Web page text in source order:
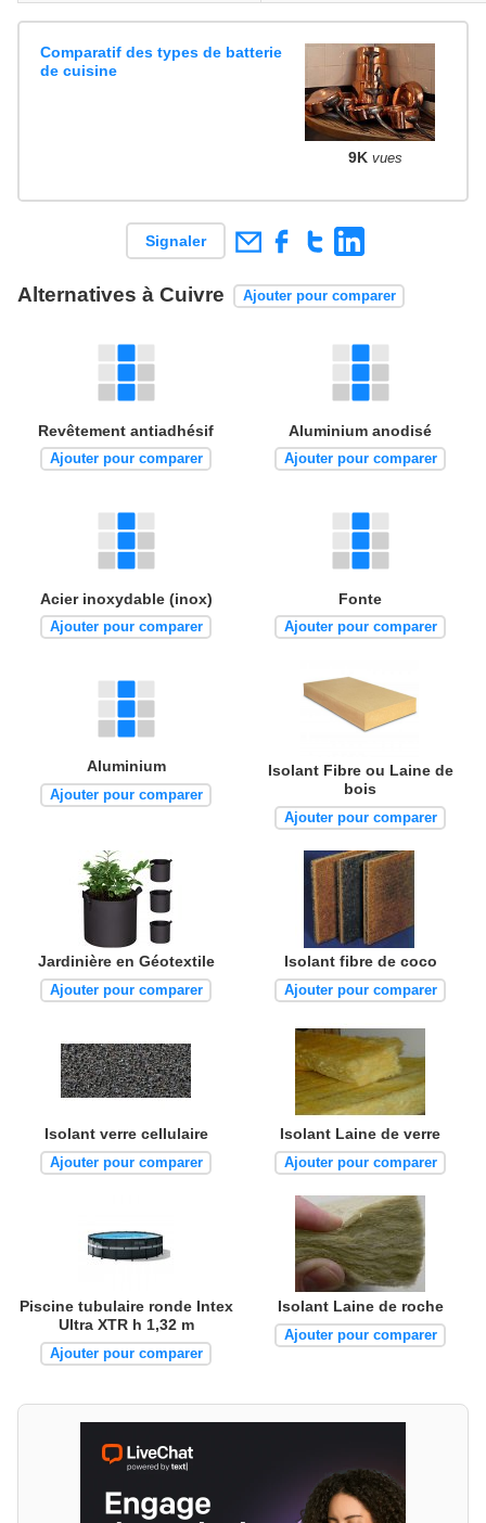
Comparatif des types de batterie
de cuisine
9K vues
Signaler
Alternatives à Cuivre Ajouter pour comparer
Revêtement antiadhésif
Ajouter pour comparer
Aluminium anodisé
Ajouter pour comparer
Acier inoxydable (inox)
Ajouter pour comparer
Fonte
Ajouter pour comparer
Aluminium
Ajouter pour comparer
Isolant Fibre ou Laine de
bois
Ajouter pour comparer
Jardinière en Géotextile
Ajouter pour comparer
Isolant fibre de coco
Ajouter pour comparer
Isolant verre cellulaire
Ajouter pour comparer
Isolant Laine de verre
Ajouter pour comparer
Piscine tubulaire ronde Intex
Ultra XTR h 1,32 m
Ajouter pour comparer
Isolant Laine de roche
Ajouter pour comparer